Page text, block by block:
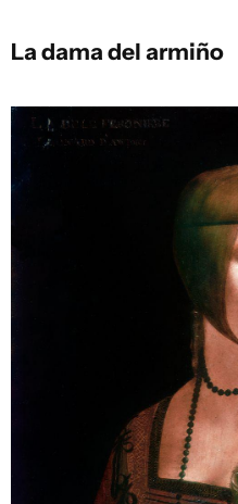
La dama del armiño